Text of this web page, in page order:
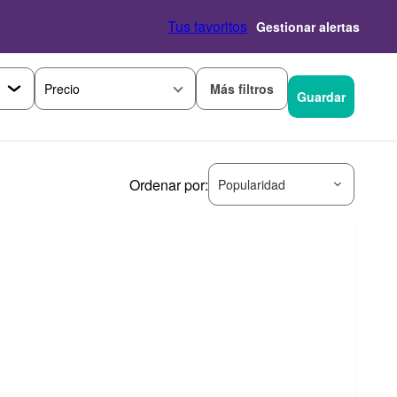
Tus favoritos Gestionar alertas
Precio Más filtros Guardar
Ordenar por: Popularidad